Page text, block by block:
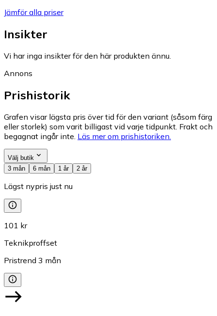
Jämför alla priser
Insikter
Vi har inga insikter för den här produkten ännu.
Annons
Prishistorik
Grafen visar lägsta pris över tid för den variant (såsom färg
eller storlek) som varit billigast vid varje tidpunkt. Frakt och
begagnat ingår inte. Läs mer om prishistoriken.
Välj butik
3 mån
6 mån 1 år 2 år
Lägst nypris just nu
101 kr
Teknikproffset
Pristrend 3 mån